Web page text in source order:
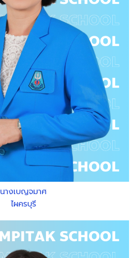
นางเบญจมาศ
ไผครบุรี